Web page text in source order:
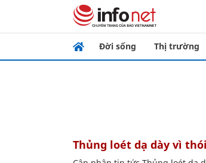
Đời sống Thị trường
Thủng loét dạ dày vì